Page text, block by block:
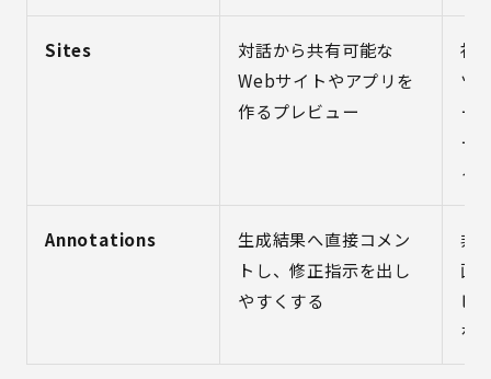
Sites
対話から共有可能な
Webサイトやアプリを
作るプレビュー
社
ツ
ー
ー
る
Annotations
生成結果へ直接コメン
トし、修正指示を出し
やすくする
非
画
ビ
を